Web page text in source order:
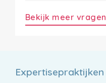
Bekijk meer vragen
Expertisepraktijken